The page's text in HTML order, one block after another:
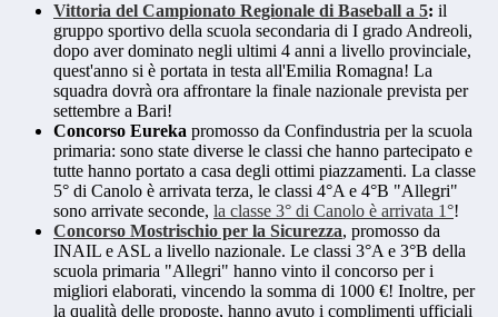
Vittoria del Campionato Regionale di Baseball a 5: il
gruppo sportivo della scuola secondaria di I grado Andreoli,
dopo aver dominato negli ultimi 4 anni a livello provinciale,
quest'anno si è portata in testa all'Emilia Romagna! La
squadra dovrà ora affrontare la finale nazionale prevista per
settembre a Bari!
Concorso Eureka promosso da Confindustria per la scuola
primaria: sono state diverse le classi che hanno partecipato e
tutte hanno portato a casa degli ottimi piazzamenti. La classe
5° di Canolo è arrivata terza, le classi 4°A e 4°B "Allegri"
sono arrivate seconde, la classe 3° di Canolo è arrivata 1°!
Concorso Mostrischio per la Sicurezza, promosso da
INAIL e ASL a livello nazionale. Le classi 3°A e 3°B della
scuola primaria "Allegri" hanno vinto il concorso per i
migliori elaborati, vincendo la somma di 1000 €! Inoltre, per
la qualità delle proposte, hanno avuto i complimenti ufficiali